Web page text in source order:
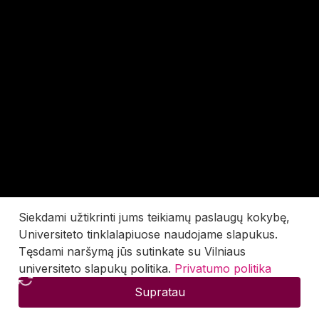
Siekdami užtikrinti jums teikiamų paslaugų kokybę,
Universiteto tinklalapiuose naudojame slapukus.
Tęsdami naršymą jūs sutinkate su Vilniaus
universiteto slapukų politika. Privatumo politika
Supratau